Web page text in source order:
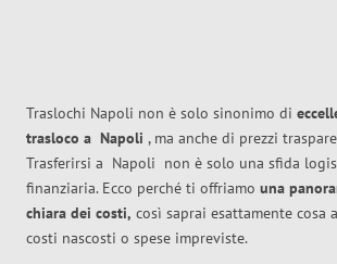
Traslochi Napoli non è solo sinonimo di
trasloco a Napoli , ma anche di prezzi
Trasferirsi a Napoli non è solo una sfida
finanziaria. Ecco perché ti offriamo una
chiara dei costi, così saprai esattamente cosa
costi nascosti o spese impreviste.